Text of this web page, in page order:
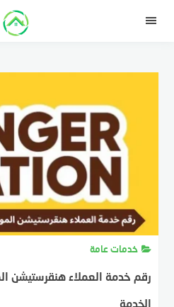
القائمة
خدمات عامة
رقم خدمة العملاء هنقرستيشن
الخدمة